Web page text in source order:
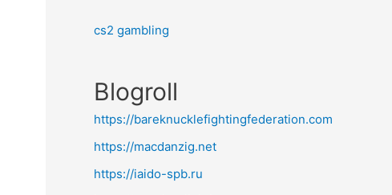
cs2 gambling
Blogroll
https://bareknucklefightingfederation.com
https://macdanzig.net
https://iaido-spb.ru